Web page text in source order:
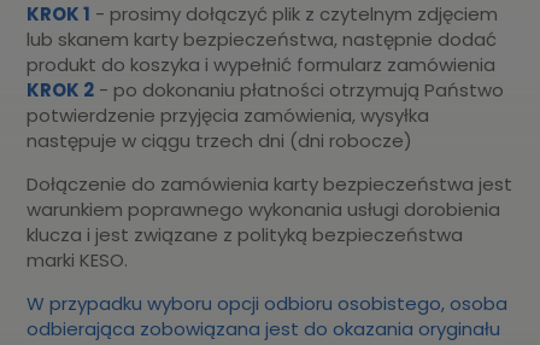
KROK 1 - prosimy dołączyć plik z czytelnym zdjęciem
lub skanem karty bezpieczeństwa, następnie dodać
produkt do koszyka i wypełnić formularz zamówienia
KROK 2 - po dokonaniu płatności otrzymują Państwo
potwierdzenie przyjęcia zamówienia, wysyłka
następuje w ciągu trzech dni (dni robocze)
Dołączenie do zamówienia karty bezpieczeństwa jest
warunkiem poprawnego wykonania usługi dorobienia
klucza i jest związane z polityką bezpieczeństwa
marki KESO.
W przypadku wyboru opcji odbioru osobistego, osoba
odbierająca zobowiązana jest do okazania oryginału